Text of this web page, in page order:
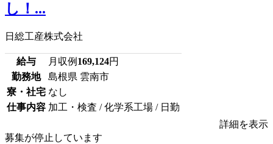
し！...
日総工産株式会社
給与 月収例 169,124円
勤務地
島根県 雲南市
寮・社宅 なし
仕事内容 加工・検査 / 化学系工場 / 日勤
詳細を表示
募集が停止しています